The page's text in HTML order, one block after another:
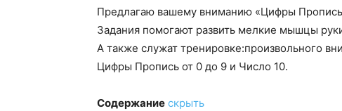
Предлагаю вашему вниманию «Цифры
Задания помогают развить мелкие мышцы
A также служат тренировке:произвольного
Цифры Пропись от 0 до 9 и Число 10.
Содержание скрыть